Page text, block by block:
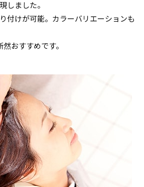
しました。
付けが可能。カラーバリエーションも
おすすめです。